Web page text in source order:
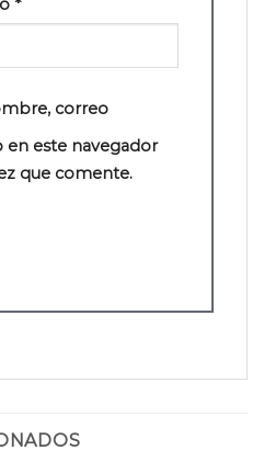
*
correo
este navegador
que comente.